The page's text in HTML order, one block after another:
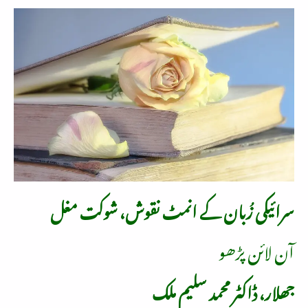
سرائیکی زُبان کے انمٹ نقوش، شوکت مغل
آن لائن پڑھو
جھلار، ڈاکٹر محمد سلیم ملک